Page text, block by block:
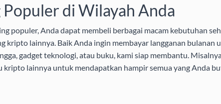
di Wilayah Anda
populer, Anda dapat membeli berbagai macam kebutuhan
kripto lainnya. Baik Anda ingin membayar langganan
gadget teknologi, atau buku, kami siap membantu.
kripto lainnya untuk mendapatkan hampir semua yang Anda